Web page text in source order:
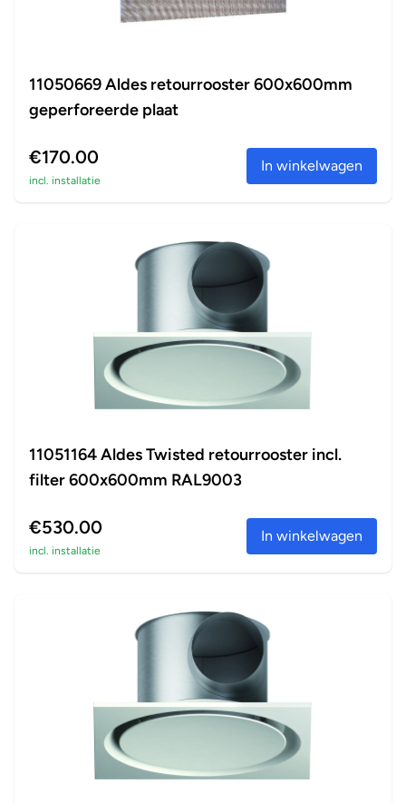
11050669 Aldes retourrooster 600x600mm
geperforeerde plaat
€170.00
incl. installatie
In winkelwagen
11051164 Aldes Twisted retourrooster incl.
filter 600x600mm RAL9003
€530.00
incl. installatie
In winkelwagen